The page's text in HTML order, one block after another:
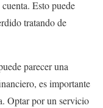
Esto puede
tratando de
parecer una
es importante
Optar por un servicio